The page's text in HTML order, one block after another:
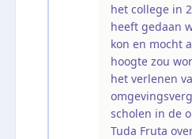
het college in
heeft gedaan
kon en mocht
hoogte zou
het verlenen
scholen in de
Tuda Fruta